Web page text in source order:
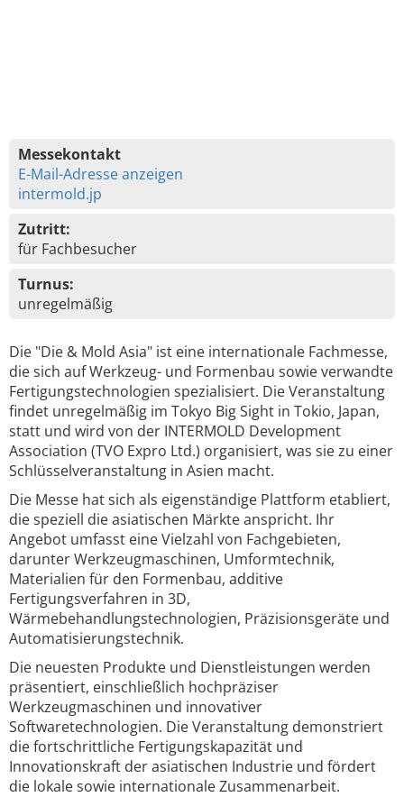
Messekontakt
E-Mail-Adresse anzeigen
intermold.jp
Zutritt:
für Fachbesucher
Turnus:
unregelmäßig
Die "Die & Mold Asia" ist eine internationale Fachmesse,
die sich auf Werkzeug- und Formenbau sowie verwandte
Fertigungstechnologien spezialisiert. Die Veranstaltung
findet unregelmäßig im Tokyo Big Sight in Tokio, Japan,
statt und wird von der INTERMOLD Development
Association (TVO Expro Ltd.) organisiert, was sie zu einer
Schlüsselveranstaltung in Asien macht.
Die Messe hat sich als eigenständige Plattform etabliert,
die speziell die asiatischen Märkte anspricht. Ihr
Angebot umfasst eine Vielzahl von Fachgebieten,
darunter Werkzeugmaschinen, Umformtechnik,
Materialien für den Formenbau, additive
Fertigungsverfahren in 3D,
Wärmebehandlungstechnologien, Präzisionsgeräte und
Automatisierungstechnik.
Die neuesten Produkte und Dienstleistungen werden
präsentiert, einschließlich hochpräziser
Werkzeugmaschinen und innovativer
Softwaretechnologien. Die Veranstaltung demonstriert
die fortschrittliche Fertigungskapazität und
Innovationskraft der asiatischen Industrie und fördert
die lokale sowie internationale Zusammenarbeit.